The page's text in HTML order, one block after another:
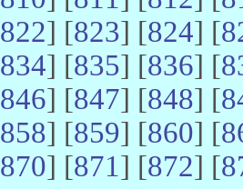
822] [823] [824] [
834] [835] [836] [
846] [847] [848] [
858] [859] [860] [
870] [871] [872] [